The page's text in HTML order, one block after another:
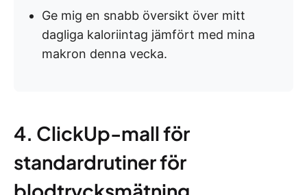
Ge mig en snabb översikt över mitt
dagliga kaloriintag jämfört med mina
makron denna vecka.
4. ClickUp-mall för
standardrutiner för